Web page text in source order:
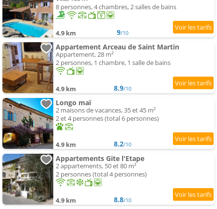
8 personnes, 4 chambres, 2 salles de bains
4.9 km 9/10
Appartement Arceau de Saint Martin
Appartement, 28 m²
2 personnes, 1 chambre, 1 salle de bains
4.9 km 8.9/10
Longo maï
2 maisons de vacances, 35 et 45 m²
2 et 4 personnes (total 6 personnes)
4.9 km 8.2/10
Appartements Gite l'Etape
2 appartements, 50 et 80 m²
2 personnes (total 4 personnes)
4.9 km 8.8/10